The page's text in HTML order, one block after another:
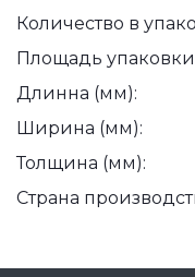
Количество в
Площадь
Длинна (мм):
Ширина (мм):
Толщина (мм):
Страна